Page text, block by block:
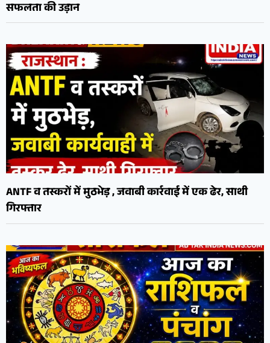
सफलता की उड़ान
ANTF व तस्करों में मुठभेड़ , जवाबी कार्रवाई में एक ढेर, साथी
गिरफ्तार